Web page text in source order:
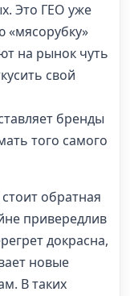
Это ГЕО уже
«мясорубку»
на рынок чуть
свой
бренды
того самого
обратная
привередлив
докрасна,
новые
В таких